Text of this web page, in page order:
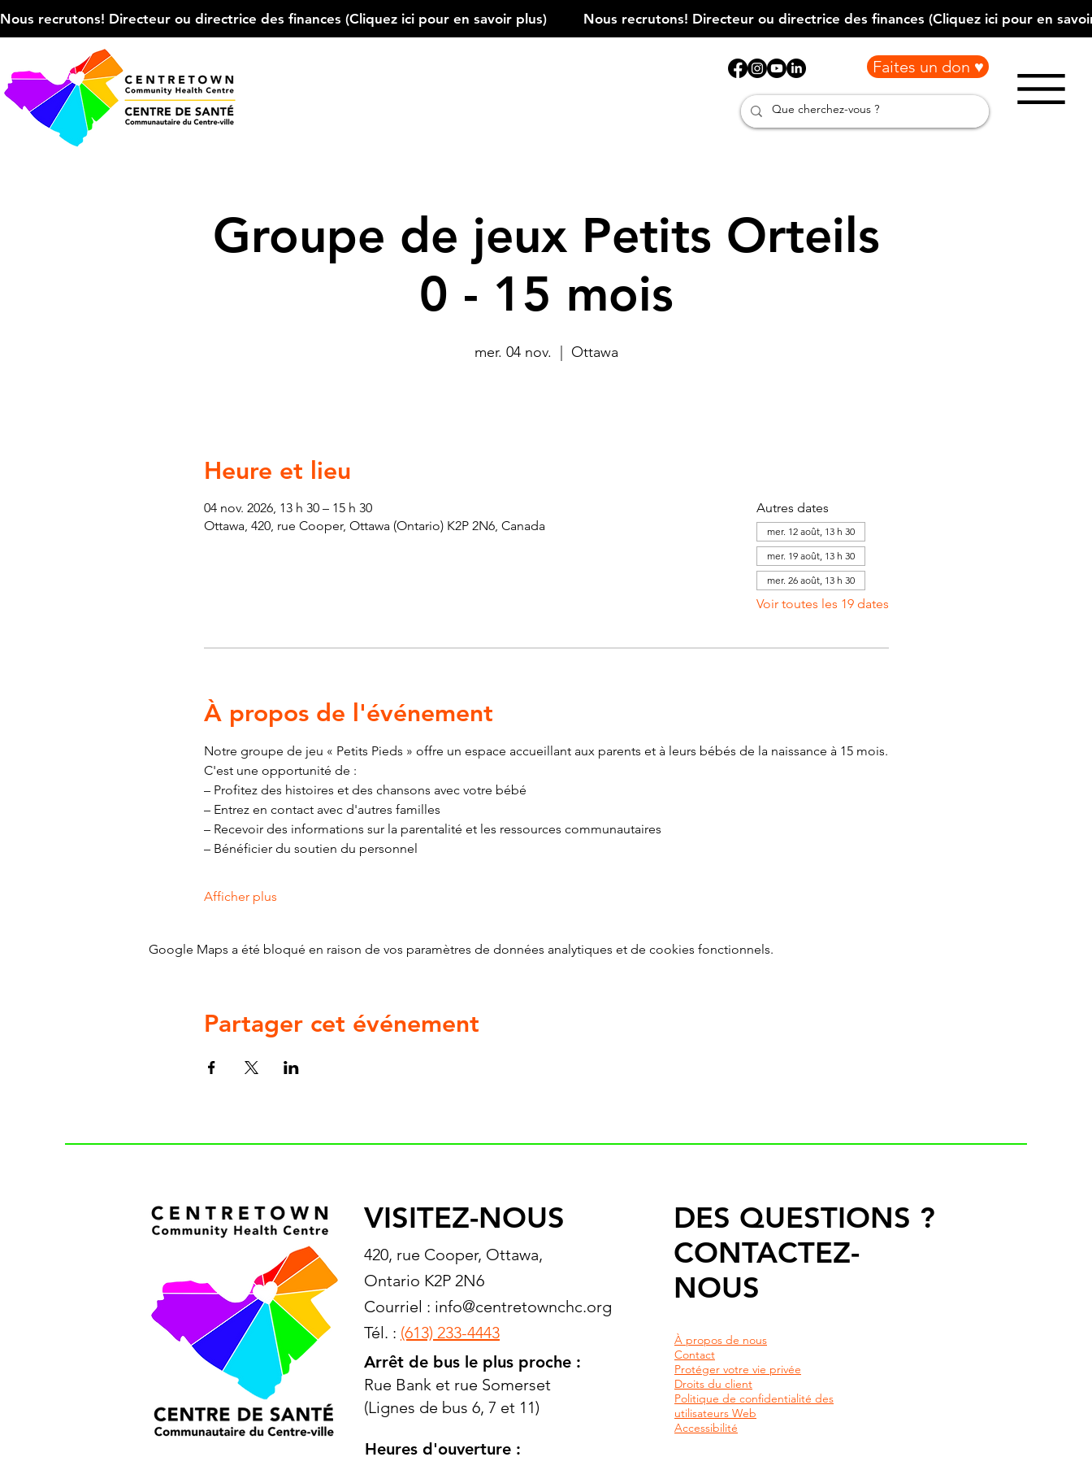
Nous recrutons! Directeur ou directrice des finances (Cliquez ici pour en savoir plus)
Faites un don ♥
Groupe de jeux Petits Orteils
0 - 15 mois
mer. 04 nov. Ottawa
Heure et lieu
04 nov. 2026, 13 h 30 – 15 h 30
Ottawa, 420, rue Cooper, Ottawa (Ontario) K2P 2N6, Canada
Autres dates
mer. 12 août, 13 h 30
mer. 19 août, 13 h 30
mer. 26 août, 13 h 30
Voir toutes les 19 dates
À propos de l'événement
Notre groupe de jeu « Petits Pieds » offre un espace accueillant aux parents et à leurs bébés de la naissance à 15 mois.
C'est une opportunité de :
– Profitez des histoires et des chansons avec votre bébé
– Entrez en contact avec d'autres familles
– Recevoir des informations sur la parentalité et les ressources communautaires
– Bénéficier du soutien du personnel
Afficher plus
Google Maps a été bloqué en raison de vos paramètres de données analytiques et de cookies fonctionnels.
Partager cet événement
VISITEZ-NOUS
420, rue Cooper, Ottawa,
Ontario K2P 2N6
Courriel : info@centretownchc.org
Tél. : (613) 233-4443
Arrêt de bus le plus proche :
Rue Bank et rue Somerset
(Lignes de bus 6, 7 et 11)
Heures d'ouverture :
DES QUESTIONS ?
CONTACTEZ-
NOUS
À propos de nous
Contact
Protéger votre vie privée
Droits du client
Politique de confidentialité des
utilisateurs Web
Accessibilité